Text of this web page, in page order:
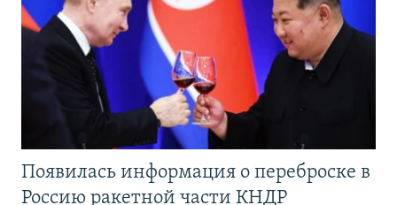
Появилась информация о переброске в
Россию ракетной части КНДР